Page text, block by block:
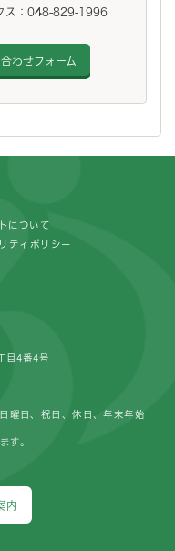
ス：048-829-1996
わせフォーム
について
ティポリシー
目4番4号
内
曜日、祝日、休日、年末年始
す。